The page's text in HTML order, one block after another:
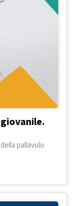
pallavolo